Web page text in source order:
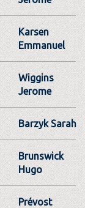
Karsen
Emmanuel
Wiggins
Jerome
Barzyk Sarah
Brunswick
Hugo
Prévost